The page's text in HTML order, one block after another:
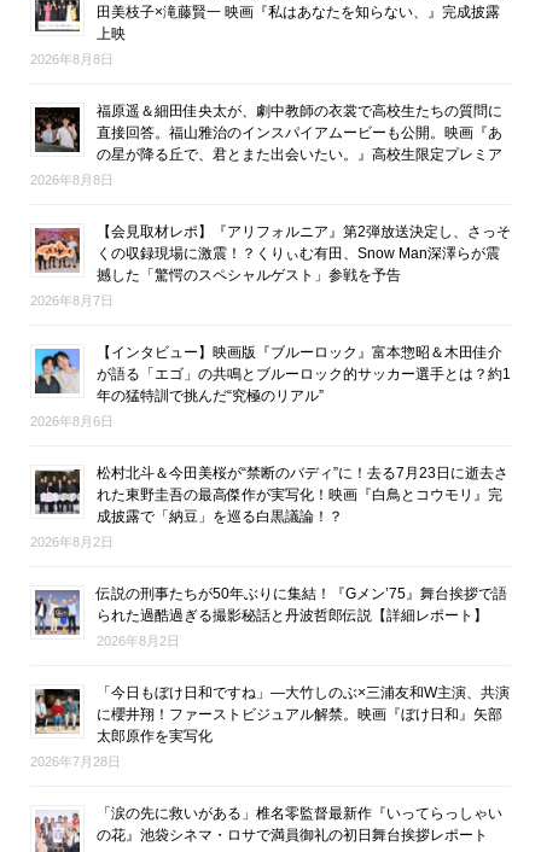
田美枝子×滝藤賢一 映画『私はあなたを知らない、』完成披露
上映
2026年8月8日
福原遥＆細田佳央太が、劇中教師の衣裳で高校生たちの質問に
直接回答。福山雅治のインスパイアムービーも公開。映画『あ
の星が降る丘で、君とまた出会いたい。』高校生限定プレミア
2026年8月8日
【会見取材レポ】『アリフォルニア』第2弾放送決定し、さっそ
くの収録現場に激震！？くりぃむ有田、Snow Man深澤らが震
撼した「驚愕のスペシャルゲスト」参戦を予告
2026年8月7日
【インタビュー】映画版『ブルーロック』富本惣昭＆木田佳介
が語る「エゴ」の共鳴とブルーロック的サッカー選手とは？約1
年の猛特訓で挑んだ“究極のリアル”
2026年8月6日
松村北斗＆今田美桜が“禁断のバディ”に！去る7月23日に逝去さ
れた東野圭吾の最高傑作が実写化！映画『白鳥とコウモリ』完
成披露で「納豆」を巡る白黒議論！？
2026年8月2日
伝説の刑事たちが50年ぶりに集結！『Gメン’75』舞台挨拶で語
られた過酷過ぎる撮影秘話と丹波哲郎伝説【詳細レポート】
2026年8月2日
「今日もぼけ日和ですね」―大竹しのぶ×三浦友和W主演、共演
に櫻井翔！ファーストビジュアル解禁。映画『ぼけ日和』矢部
太郎原作を実写化
2026年7月28日
「涙の先に救いがある」椎名零監督最新作『いってらっしゃい
の花』池袋シネマ・ロサで満員御礼の初日舞台挨拶レポート